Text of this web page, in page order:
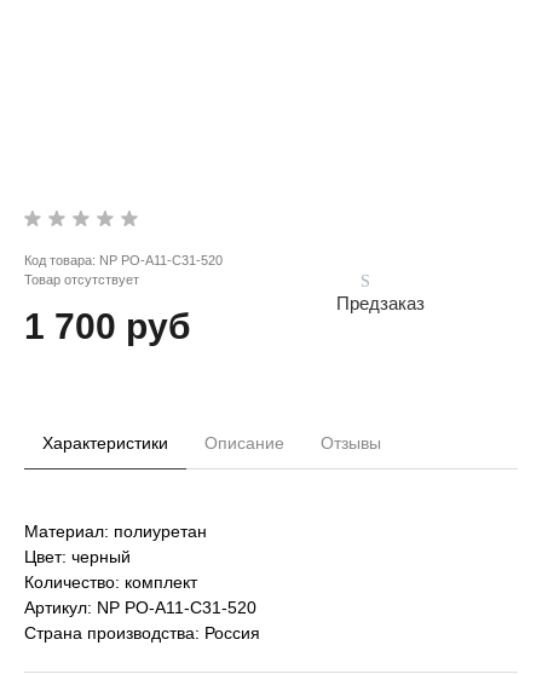
Код товара: NP PO-A11-C31-520
Товар отсутствует
1 700 руб
Предзаказ
Характеристики Описание Отзывы
Материал: полиуретан
Цвет: черный
Количество: комплект
Артикул: NP PO-A11-C31-520
Страна производства: Россия